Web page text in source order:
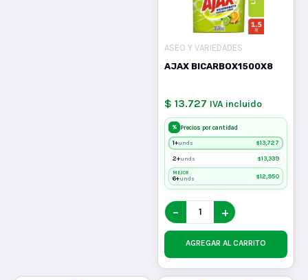
ASEO Y VARIEDADES
AJAX BICARBOX1500X8
$ 13.727 IVA incluido
% Precios por cantidad
1+unds $13,727
2+unds $13,339
MEJOR
6+unds $12,950
− +
AGREGAR AL CARRITO